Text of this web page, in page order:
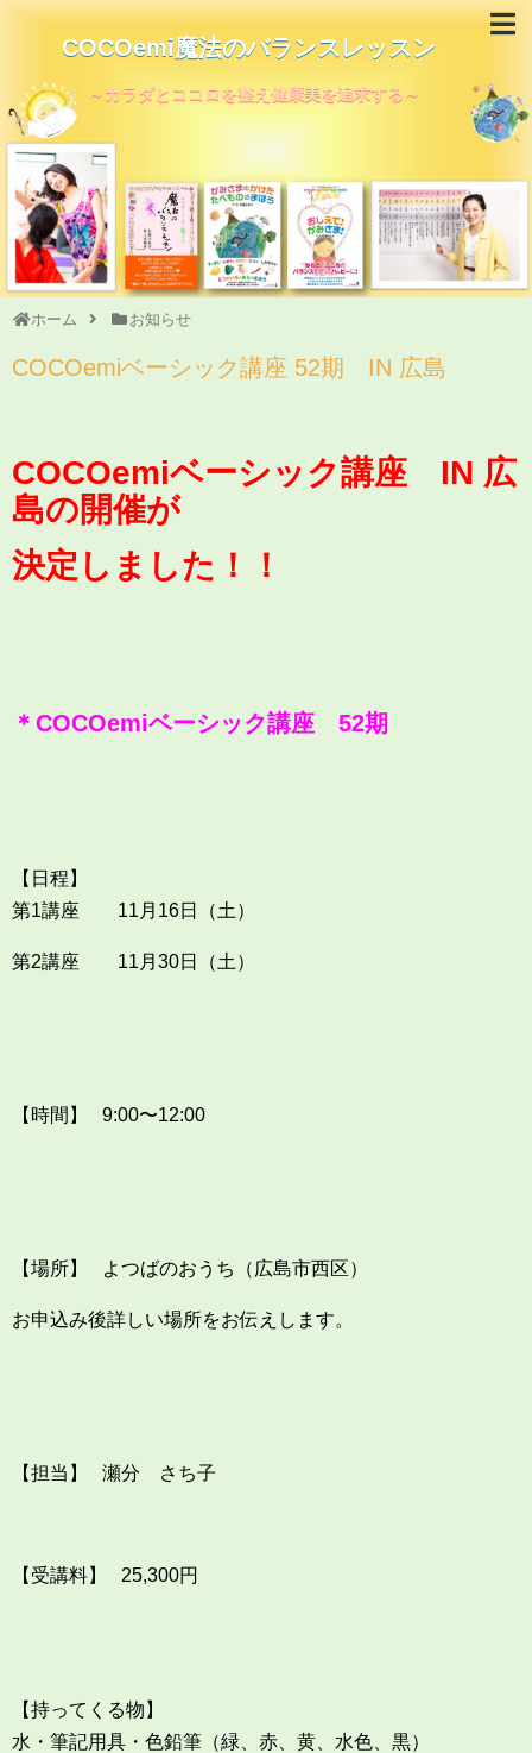
COCOemi魔法のバランスレッスン
～カラダとココロを整え健康美を追求する～
ホーム お知らせ
COCOemiベーシック講座 52期 IN 広島
COCOemiベーシック講座 IN 広
島の開催が
決定しました！！
＊COCOemiベーシック講座 52期
【日程】
第1講座 11月16日（土）
第2講座 11月30日（土）
【時間】 9:00〜12:00
【場所】 よつばのおうち（広島市西区）
お申込み後詳しい場所をお伝えします。
【担当】 瀬分 さち子
【受講料】 25,300円
【持ってくる物】
水・筆記用具・色鉛筆（緑、赤、黄、水色、黒）